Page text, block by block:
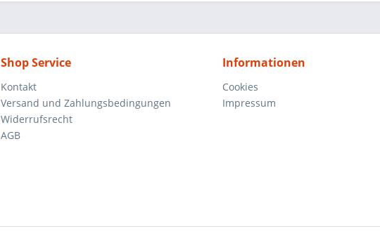
Shop Service
Kontakt
Versand und Zahlungsbedingungen
Widerrufsrecht
AGB
Informationen
Cookies
Impressum